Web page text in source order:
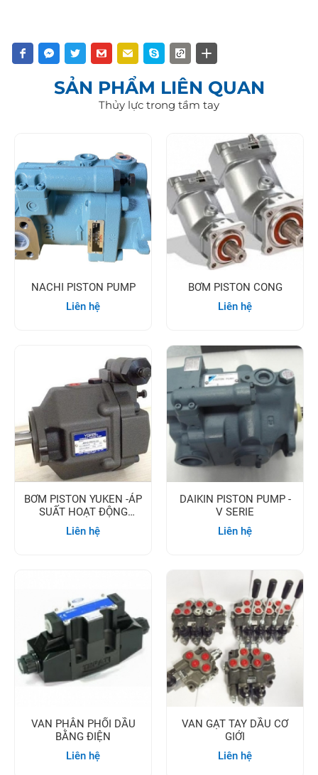
SẢN PHẨM LIÊN QUAN
Thủy lực trong tầm tay
NACHI PISTON PUMP
Liên hệ
BƠM PISTON CONG
Liên hệ
BƠM PISTON YUKEN -ÁP
SUẤT HOẠT ĐỘNG
16MPA
Liên hệ
DAIKIN PISTON PUMP -
V SERIE
Liên hệ
VAN PHÂN PHỐI DẦU
BẰNG ĐIỆN
Liên hệ
VAN GẠT TAY DẦU CƠ
GIỚI
Liên hệ